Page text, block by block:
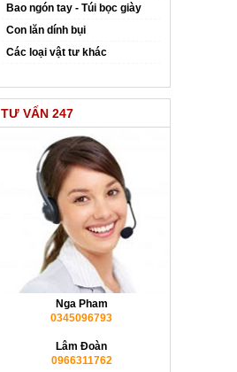
Bao ngón tay - Túi bọc giày
Con lăn dính bụi
Các loại vật tư khác
TƯ VẤN 247
Nga Pham
0345096793
Lâm Đoàn
0966311762